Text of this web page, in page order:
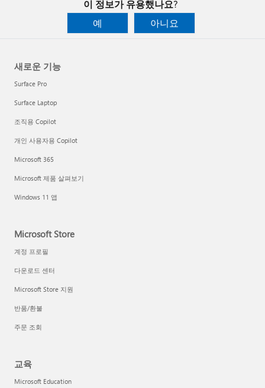
이 정보가 유용했나요?
예
아니요
새로운 기능
Surface Pro
Surface Laptop
조직용 Copilot
개인 사용자용 Copilot
Microsoft 365
Microsoft 제품 살펴보기
Windows 11 앱
Microsoft Store
계정 프로필
다운로드 센터
Microsoft Store 지원
반품/환불
주문 조회
교육
Microsoft Education